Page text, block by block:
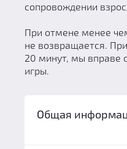
сопровождении
При отмене менее
не возвращается.
20 минут, мы вправе
игры.
Общая